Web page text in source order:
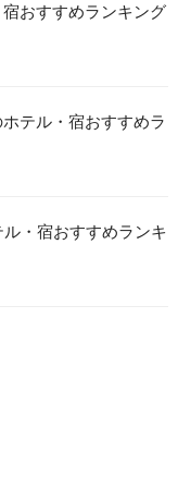
おすすめランキング
テル・宿おすすめラ
・宿おすすめランキ